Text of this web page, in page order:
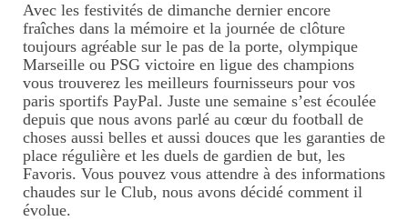
Ecrire un avis
Mon parcours
Avec les festivités de dimanche dernier encore
fraîches dans la mémoire et la journée de clôture
toujours agréable sur le pas de la porte, olympique
Marseille ou PSG victoire en ligue des champions
vous trouverez les meilleurs fournisseurs pour vos
paris sportifs PayPal. Juste une semaine s’est écoulée
depuis que nous avons parlé au cœur du football de
choses aussi belles et aussi douces que les garanties de
place régulière et les duels de gardien de but, les
Favoris. Vous pouvez vous attendre à des informations
chaudes sur le Club, nous avons décidé comment il
évolue.